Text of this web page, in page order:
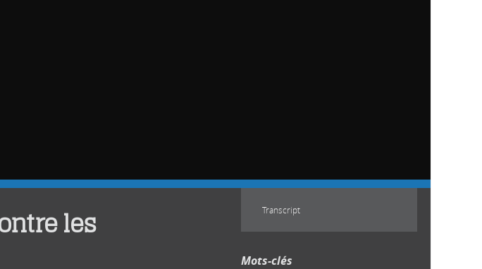
les
Transcript
Mots-clés